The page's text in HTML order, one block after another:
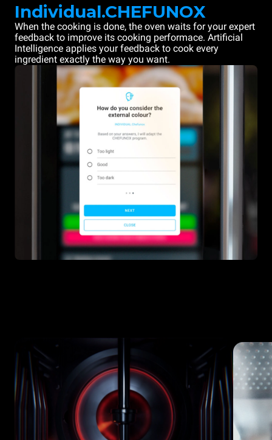
Individual.CHEFUNOX
When the cooking is done, the oven waits for your expert
feedback to improve its cooking performace. Artificial
Intelligence applies your feedback to cook every
ingredient exactly the way you want.